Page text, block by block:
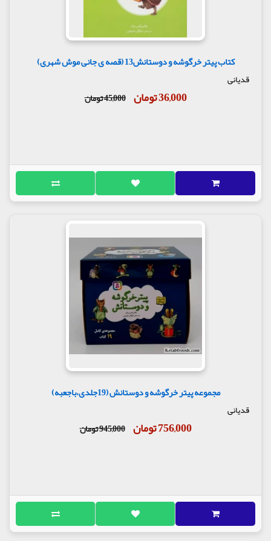
کتاب پیتر خرگوشه و دوستانش13 (قصه ی جانی موش شهری)
قدیانی
36,000 تومان 45,000 تومان
مجموعه پیتر خرگوشه و دوستانش (19جلدی،باجعبه)
قدیانی
756,000 تومان 945,000 تومان